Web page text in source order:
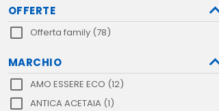
OFFERTE
Offerta family (78)
MARCHIO
AMO ESSERE ECO (12)
ANTICA ACETAIA (1)